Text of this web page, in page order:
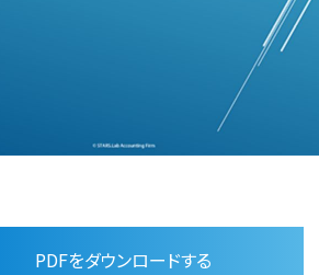
PDFをダウンロードする